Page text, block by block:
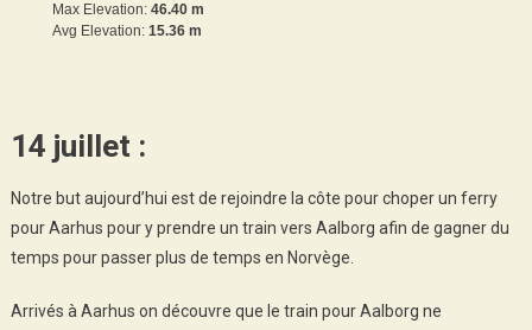
Max Elevation: 46.40 m
Avg Elevation: 15.36 m
14 juillet :
Notre but aujourd’hui est de rejoindre la côte pour choper un ferry
pour Aarhus pour y prendre un train vers Aalborg afin de gagner du
temps pour passer plus de temps en Norvège.
Arrivés à Aarhus on découvre que le train pour Aalborg ne